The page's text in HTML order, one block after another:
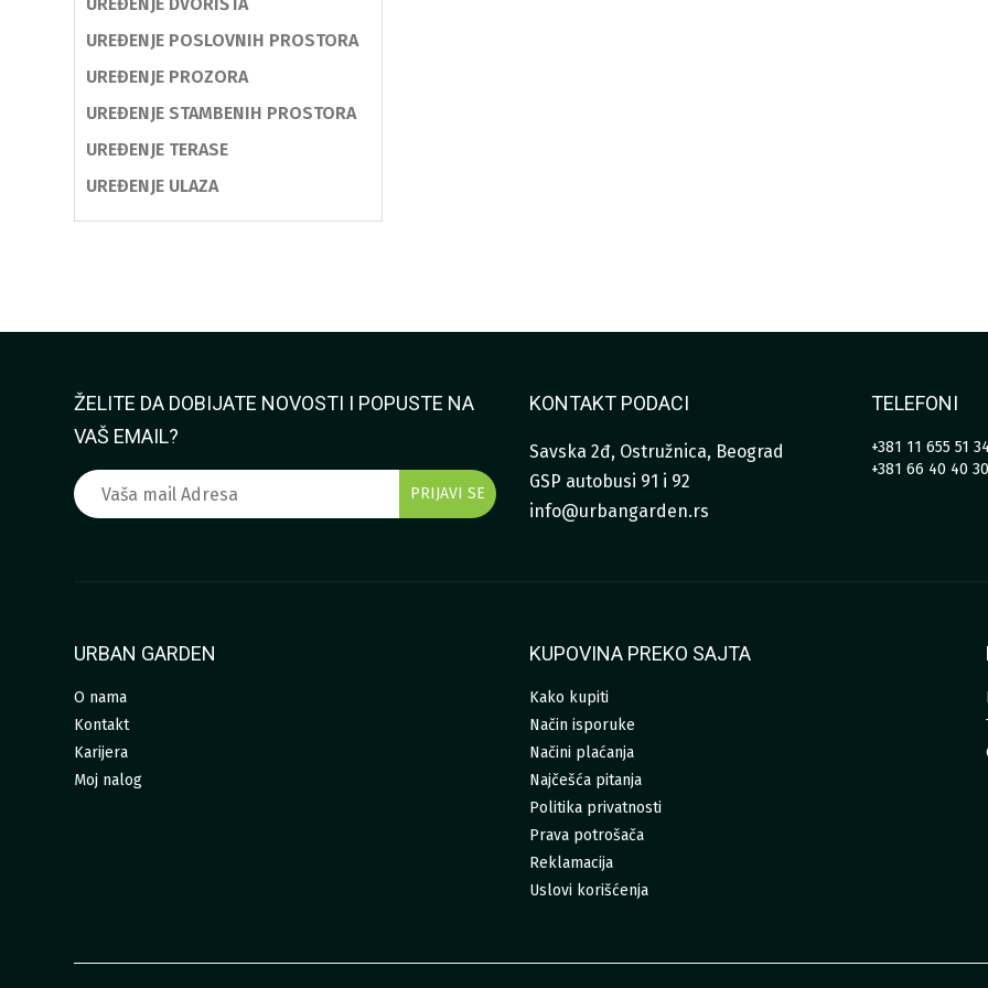
UREĐENJE POSLOVNIH PROSTORA
UREĐENJE PROZORA
UREĐENJE STAMBENIH PROSTORA
UREĐENJE TERASE
UREĐENJE ULAZA
ŽELITE DA DOBIJATE NOVOSTI I POPUSTE NA
VAŠ EMAIL?
KONTAKT PODACI
Savska 2đ, Ostružnica, Beograd
GSP autobusi 91 i 92
info@urbangarden.rs
TELEFONI
+381 11 655 51
+381 66 40 40
URBAN GARDEN
O nama
Kontakt
Karijera
Moj nalog
KUPOVINA PREKO SAJTA
Kako kupiti
Način isporuke
Načini plaćanja
Najčešća pitanja
Politika privatnosti
Prava potrošača
Reklamacija
Uslovi korišćenja